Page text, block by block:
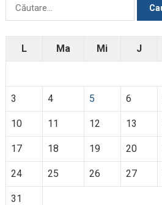
L Ma Mi J
3 4 5 6
10 11 12 13
17 18 19 20
24 25 26 27
31